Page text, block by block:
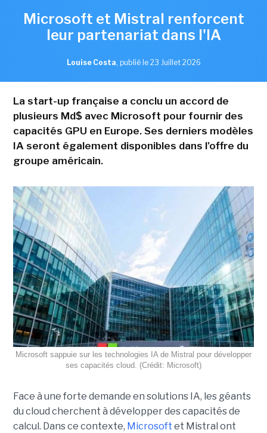
Microsoft et Mistral renforcent
leur partenariat dans l'IA
Louise Costa, publié le 23 Juillet 2026
La start-up française a conclu un accord de
plusieurs Md$ avec Microsoft pour fournir des
capacités GPU en Europe. Ses derniers modèles
IA seront également disponibles dans l'offre du
groupe américain.
Microsoft sappuie sur les technologies IA de Mistral pour développer
ses capacités cloud. (Crédit: Microsoft)
Face à une forte demande en solutions IA, les géants
du cloud cherchent à développer des capacités de
calcul. Dans ce contexte, Microsoft et Mistral ont